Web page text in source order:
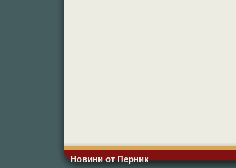
Новини от Перник